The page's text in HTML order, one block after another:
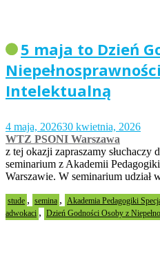
5 maja to Dzień
Intelektualną
4 maja, 202630 kwietnia, 2026
WTZ PSONI Warszawa
z tej okazji zapraszamy słuchaczy
seminarium z Akademii
Warszawie. W seminarium
stude , semina , Akademia Pedagogiki
adwokaci , Dzień Godności Osoby z